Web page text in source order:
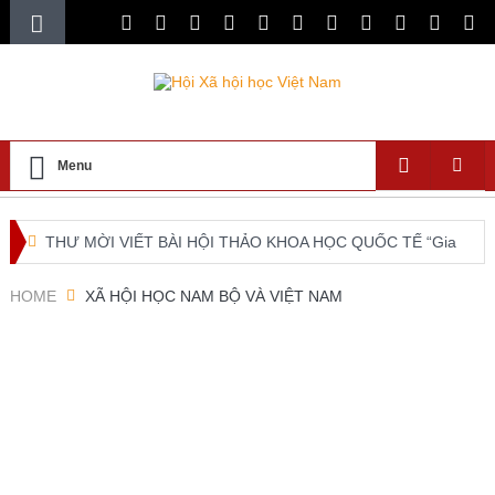
Menu
THƯ MỜI VIẾT BÀI HỘI THẢO KHOA HỌC QUỐC TẾ “Gia
đình Châu Á trong bối cảnh hội nhập quốc tế và chuyển đổi
HOME XÃ HỘI HỌC NAM BỘ VÀ VIỆT NAM